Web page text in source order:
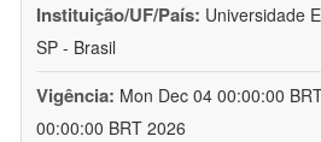
Instituição/UF/País: Universidade
SP - Brasil
Vigência: Mon Dec 04 00:00:00
00:00:00 BRT 2026